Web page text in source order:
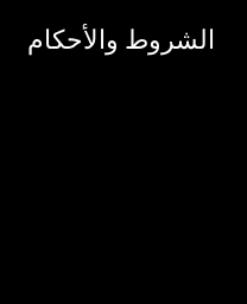
الشروط والأحكام